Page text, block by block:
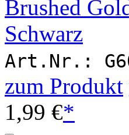
Art.Nr.:
zum Produkt
1,99 €*